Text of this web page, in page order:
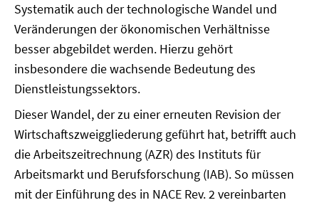
Systematik auch der technologische Wandel und
Veränderungen der ökonomischen Verhältnisse
besser abgebildet werden. Hierzu gehört
insbesondere die wachsende Bedeutung des
Dienstleistungssektors.
Dieser Wandel, der zu einer erneuten Revision der
Wirtschaftszweiggliederung geführt hat, betrifft auch
die Arbeitszeitrechnung (AZR) des Instituts für
Arbeitsmarkt und Berufsforschung (IAB). So müssen
mit der Einführung des in NACE Rev. 2 vereinbarten